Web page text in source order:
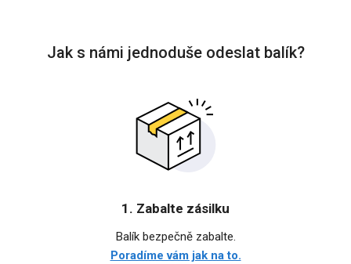
Jak s námi jednoduše odeslat balík?
1. Zabalte zásilku
Balík bezpečně zabalte.
Poradíme vám jak na to.